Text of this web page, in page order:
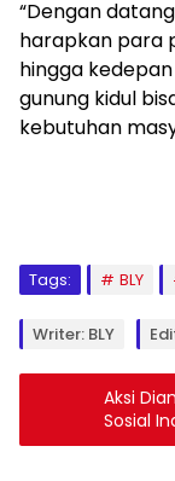
“Dengan
harapkan para
hingga
gunung kidul
kebutuhan
Tags: BLY
Writer: BLY
Aksi
Sosial